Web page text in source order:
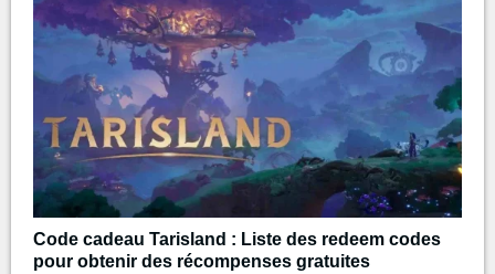
Code cadeau Tarisland : Liste des redeem codes
pour obtenir des récompenses gratuites